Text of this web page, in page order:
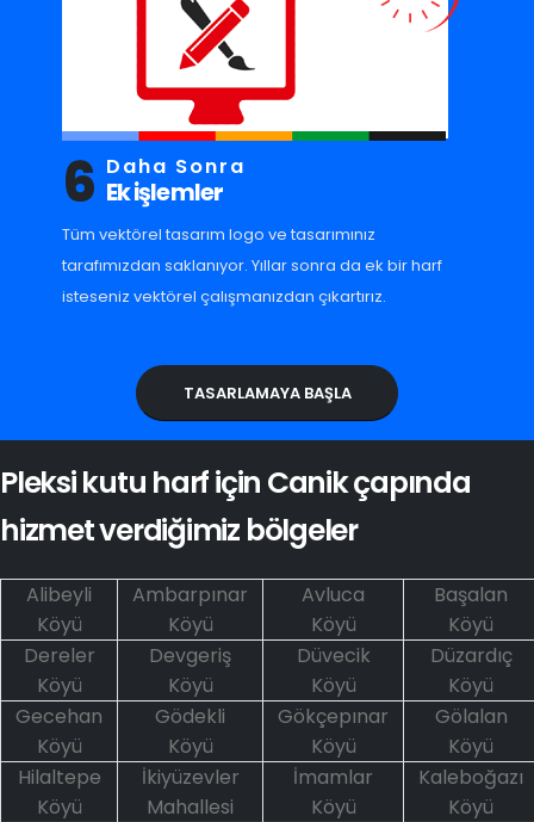
6 Daha Sonra
Ek işlemler
Tüm vektörel tasarım logo ve tasarımınız
tarafımızdan saklanıyor. Yıllar sonra da ek bir harf
isteseniz vektörel çalışmanızdan çıkartırız.
TASARLAMAYA BAŞLA
Pleksi kutu harf için Canik çapında
hizmet verdiğimiz bölgeler
Alibeyli
Köyü
Ambarpınar
Köyü
Avluca
Köyü
Başalan
Köyü
Dereler
Köyü
Devgeriş
Köyü
Düvecik
Köyü
Düzardıç
Köyü
Gecehan
Köyü
Gödekli
Köyü
Gökçepınar
Köyü
Gölalan
Köyü
Hilaltepe
Köyü
İkiyüzevler
Mahallesi
İmamlar
Köyü
Kaleboğazı
Köyü